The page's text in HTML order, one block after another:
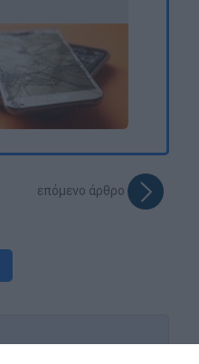
επόμενο άρθρο